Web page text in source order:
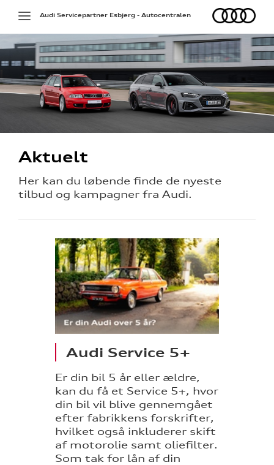
Toggle
navigation
Audi
Audi Servicepartner Esbjerg - Autocentralen
Aktuelt
Her kan du løbende finde de nyeste
tilbud og kampagner fra Audi.
Audi Service 5+
Er din bil 5 år eller ældre,
kan du få et Service 5+, hvor
din bil vil blive gennemgået
efter fabrikkens forskrifter,
hvilket også inkluderer skift
af motorolie samt oliefilter.
Som tak for lån af din